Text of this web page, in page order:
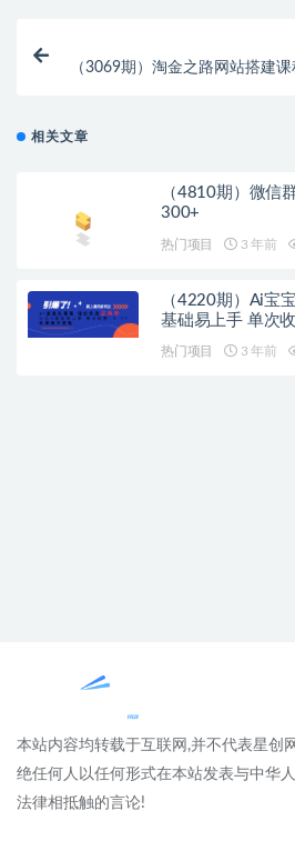
（3069期）淘金之路网站搭建
相关文章
（4810期）微信
300+
热门项目 3 年前
（4220期）Ai宝
基础易上手 单次
热门项目 3 年前
本站内容均转载于互联网,并不代表星创
绝任何人以任何形式在本站发表与中华
法律相抵触的言论!